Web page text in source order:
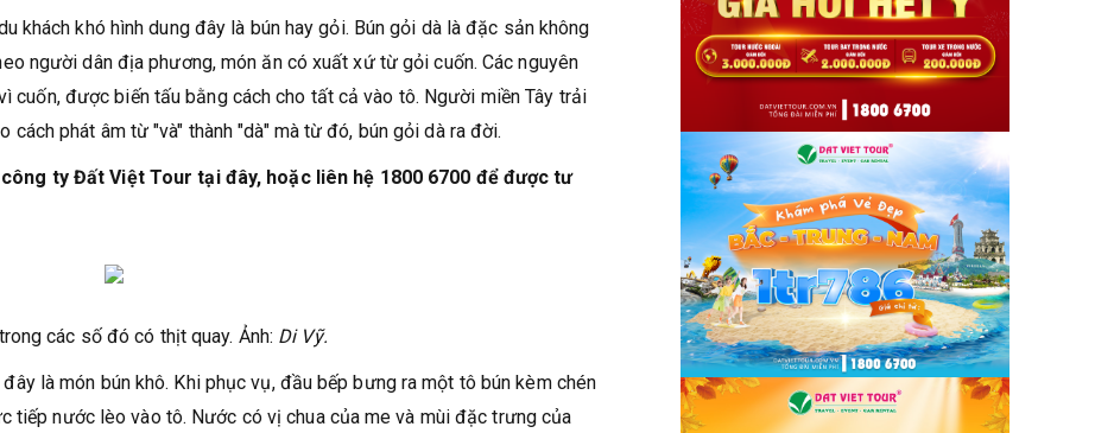
khách khó hình dung đây là bún hay gỏi. Bún gỏi dà là đặc sản không
người dân địa phương, món ăn có xuất xứ từ gỏi cuốn. Các nguyên
cuốn, được biến tấu bằng cách cho tất cả vào tô. Người miền Tây trải
cách phát âm từ "và" thành "dà" mà từ đó, bún gỏi dà ra đời.
ty Đất Việt Tour tại đây, hoặc liên hệ 1800 6700 để được tư
các số đó có thịt quay. Ảnh: Di Vỹ.
là món bún khô. Khi phục vụ, đầu bếp bưng ra một tô bún kèm chén
tiếp nước lèo vào tô. Nước có vị chua của me và mùi đặc trưng của